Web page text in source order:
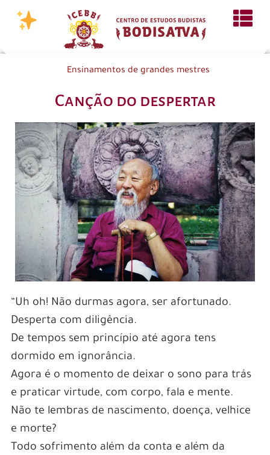
Ensinamentos de grandes mestres
Canção do despertar
“Uh oh! Não durmas agora, ser afortunado.
Desperta com diligência.
De tempos sem princípio até agora tens
dormido em ignorância.
Agora é o momento de deixar o sono para trás
e praticar virtude, com corpo, fala e mente.
Não te lembras de nascimento, doença, velhice
e morte?
Todo sofrimento além da conta e além da